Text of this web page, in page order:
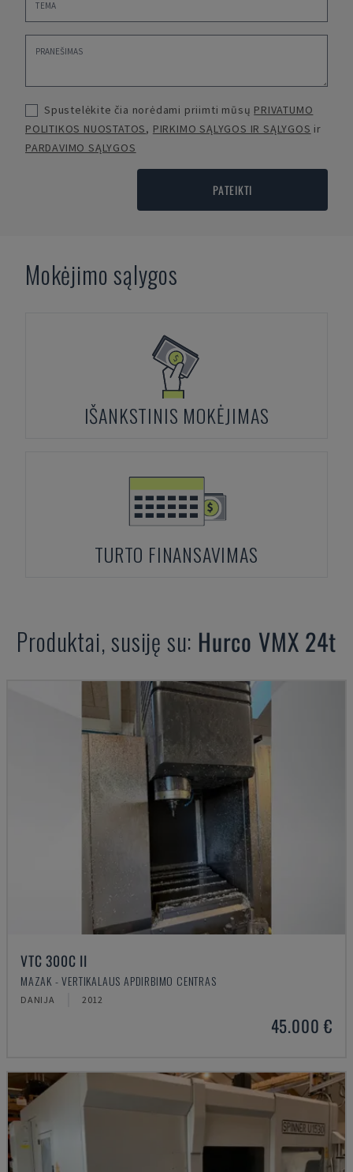
Spustelėkite čia norėdami priimti mūsų PRIVATUMO
POLITIKOS NUOSTATOS, PIRKIMO SĄLYGOS IR SĄLYGOS ir
PARDAVIMO SĄLYGOS
PATEIKTI
Mokėjimo sąlygos
IŠANKSTINIS MOKĖJIMAS
TURTO FINANSAVIMAS
Produktai, susiję su: Hurco VMX 24t
VTC 300C II
MAZAK - VERTIKALAUS APDIRBIMO CENTRAS
DANIJA 2012
45.000 €